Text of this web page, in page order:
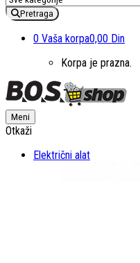
Pretraga
0 Vaša korpa0,00 Din
Korpa je prazna.
Meni
Otkaži
Električni alat